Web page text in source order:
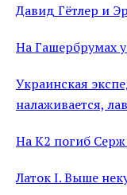
Давид Гётлер и
На Гашербрумах
Украинская
налаживается,
На К2 погиб
Латок I. Выше